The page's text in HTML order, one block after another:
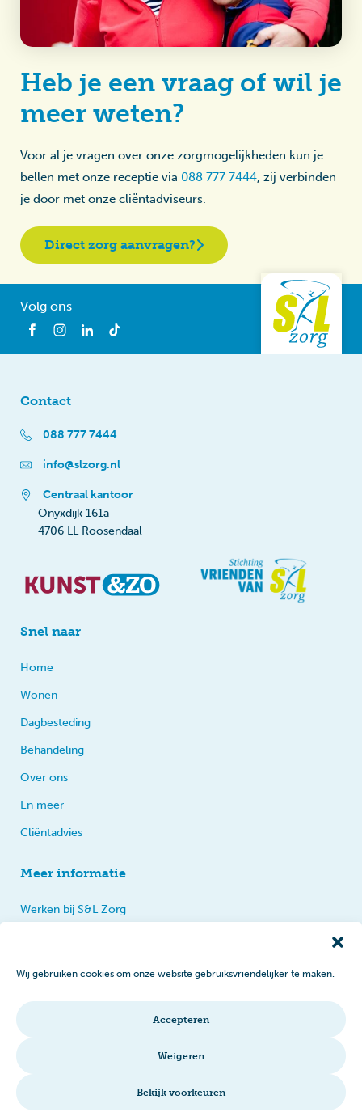
Wij gebruiken cookies om onze website gebruiksvriendelijker te maken.
Accepteren
Weigeren
Bekijk voorkeuren
Heb je een vraag of wil je
meer weten?
Voor al je vragen over onze zorgmogelijkheden kun je
bellen met onze receptie via 088 777 7444, zij verbinden
je door met onze cliëntadviseurs.
Direct zorg aanvragen?
Volg ons
Contact
088 777 7444
info@slzorg.nl
Centraal kantoor
Onyxdijk 161a
4706 LL Roosendaal
Snel naar
Home
Wonen
Dagbesteding
Behandeling
Over ons
En meer
Cliëntadvies
Meer informatie
Werken bij S&L Zorg
Intranet